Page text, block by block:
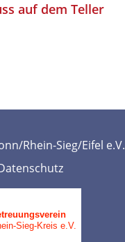
auf dem Teller
Rhein-Sieg/Eifel e.V.